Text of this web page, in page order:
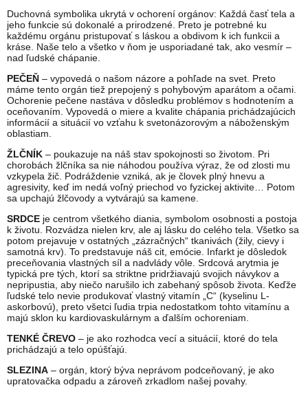
Duchovná symbolika ukrytá v ochorení orgánov: Každá časť tela a
jeho funkcie sú dokonalé a prirodzené. Preto je potrebné ku
každému orgánu pristupovať s láskou a obdivom k ich funkcii a
kráse. Naše telo a všetko v ňom je usporiadané tak, ako vesmír –
nad ľudské chápanie.
PEČEŇ – vypovedá o našom názore a pohľade na svet. Preto
máme tento orgán tiež prepojený s pohybovým aparátom a očami.
Ochorenie pečene nastáva v dôsledku problémov s hodnotením a
oceňovaním. Vypovedá o miere a kvalite chápania prichádzajúcich
informácií a situácií vo vzťahu k svetonázorovým a náboženským
oblastiam.
ŽLČNÍK – poukazuje na náš stav spokojnosti so životom. Pri
chorobách žlčníka sa nie náhodou používa výraz, že od zlosti mu
vzkypela žič. Podráždenie vzniká, ak je človek plný hnevu a
agresivity, keď im nedá voľný priechod vo fyzickej aktivite… Potom
sa upchajú žlčovody a vytvárajú sa kamene.
SRDCE je centrom všetkého diania, symbolom osobnosti a postoja
k životu. Rozvádza nielen krv, ale aj lásku do celého tela. Všetko sa
potom prejavuje v ostatných „zázračných“ tkanivách (žily, cievy i
samotná krv). To predstavuje náš cit, emócie. Infarkt je dôsledok
preceňovania vlastných síl a nadvlády vôle. Srdcová arytmia je
typická pre tých, ktorí sa striktne pridržiavajú svojich návykov a
nepripustia, aby niečo narušilo ich zabehaný spôsob života. Keďže
ľudské telo nevie produkovať vlastný vitamín „C“ (kyselinu L-
askorbovú), preto všetci ľudia trpia nedostatkom tohto vitamínu a
majú sklon ku kardiovaskulárnym a ďalším ochoreniam.
TENKÉ ČREVO – je ako rozhodca vecí a situácií, ktoré do tela
prichádzajú a telo opúšťajú.
SLEZINA – orgán, ktorý býva neprávom podceňovaný, je ako
upratovačka odpadu a zároveň zrkadlom našej povahy.